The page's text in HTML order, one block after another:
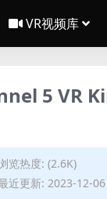
VR视频库
5 VR
览热度: (2.6K)
近更新: 2023-12-06